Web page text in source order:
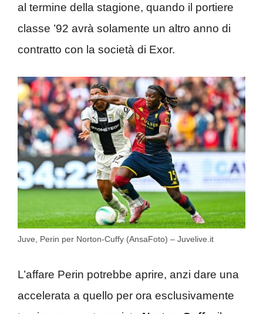
al termine della stagione, quando il portiere
classe ’92 avrà solamente un altro anno di
contratto con la società di Exor.
Juve, Perin per Norton-Cuffy (AnsaFoto) – Juvelive.it
L’affare Perin potrebbe aprire, anzi dare una
accelerata a quello per ora esclusivamente